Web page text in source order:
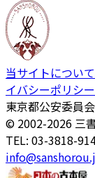
当サイトについて
イバシーポリシー
東京都公安委員
© 2002-2026 三
TEL: 03-3818-